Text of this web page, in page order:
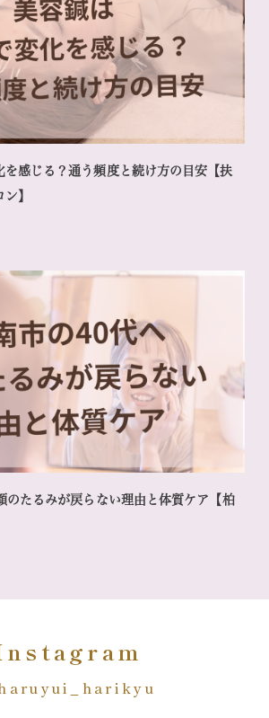
を感じる？通う頻度と続け方の目安【扶
】
のたるみが戻らない理由と体質ケア【柏